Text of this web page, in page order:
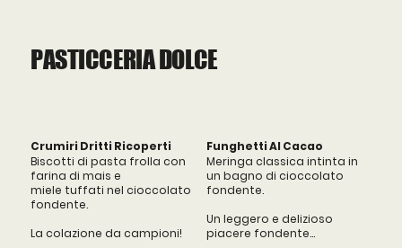
PASTICCERIA DOLCE
Crumiri Dritti Ricoperti
Biscotti di pasta frolla con
farina di mais e
miele tuffati nel cioccolato
fondente.
La colazione da campioni!
Funghetti Al Cacao
Meringa classica intinta in
un bagno di cioccolato
fondente.
Un leggero e delizioso
piacere fondente...